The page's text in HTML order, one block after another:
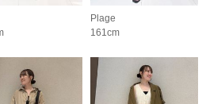
Plage
161cm